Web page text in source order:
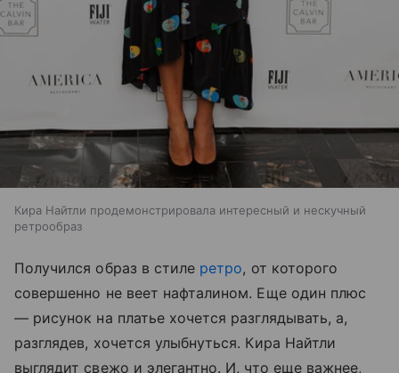
Кира Найтли продемонстрировала интересный и нескучный
ретрообраз
Получился образ в стиле ретро, от которого
совершенно не веет нафталином. Еще один плюс
— рисунок на платье хочется разглядывать, а,
разглядев, хочется улыбнуться. Кира Найтли
выглядит свежо и элегантно. И, что еще важнее,